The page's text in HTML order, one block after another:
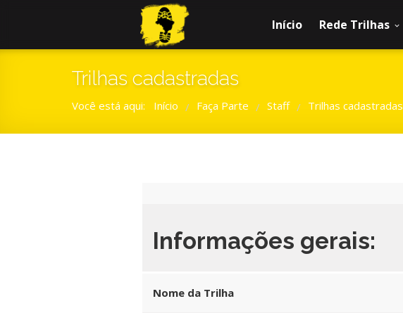
Início Rede Trilhas
Trilhas cadastradas
Você está aqui: Início / Faça Parte / Staff / Trilhas cadastradas
Informações gerais:
Nome da Trilha